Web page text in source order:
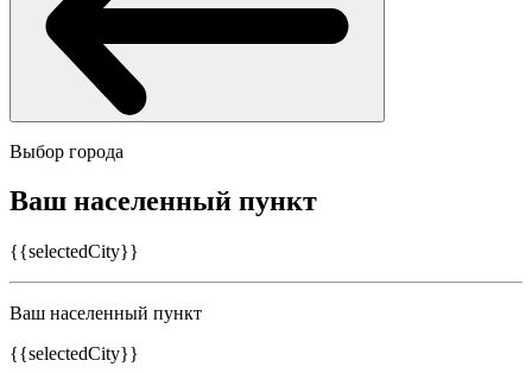
Выбор города
Ваш населенный пункт
{{selectedCity}}
Ваш населенный пункт
{{selectedCity}}